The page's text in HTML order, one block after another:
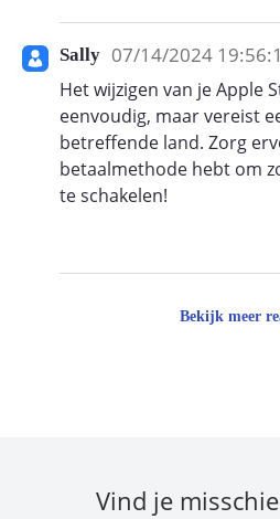
Sally 07/14/2024
Het wijzigen van je Apple
eenvoudig, maar vereist
betreffende land. Zorg
betaalmethode hebt om
te schakelen!
Bekijk meer
Vind je